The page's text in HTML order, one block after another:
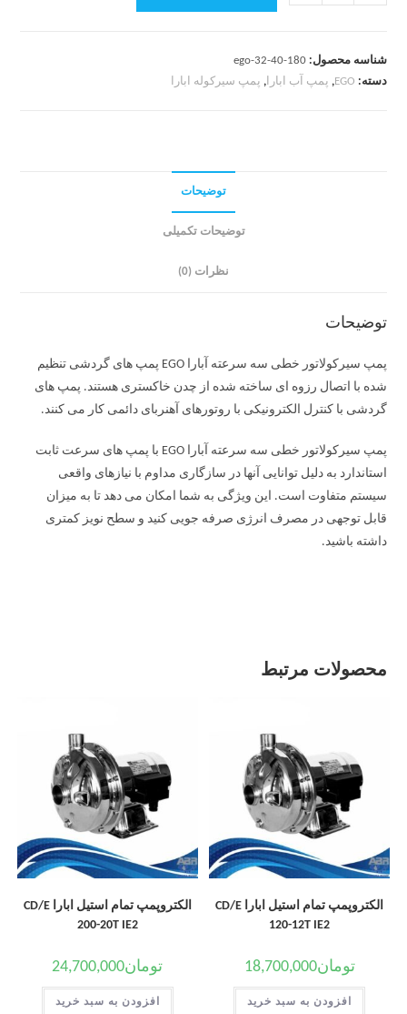
شناسه محصول:ego-32-40-180
دسته: EGO
, پمپ آب ابارا, پمپ سیرکوله ابارا
توضیحات
توضیحات تکمیلی
نظرات (0)
توضیحات
پمپ سیرکولاتور خطی سه سرعته آبارا EGO پمپ های گردشی تنظیم
شده با اتصال رزوه ای ساخته شده از چدن خاکستری هستند. پمپ های
گردشی با کنترل الکترونیکی با روتورهای آهنربای دائمی کار می کنند.
پمپ سیرکولاتور خطی سه سرعته آبارا EGO با پمپ های سرعت ثابت
استاندارد به دلیل توانایی آنها در سازگاری مداوم با نیازهای واقعی
سیستم متفاوت است. این ویژگی به شما امکان می دهد تا به میزان
قابل توجهی در مصرف انرژی صرفه جویی کنید و سطح نویز کمتری
داشته باشید.
محصولات مرتبط
الکتروپمپ تمام استیل ابارا CD/E
120-12T IE2
تومان18,700,000
افزودن به سبد خرید
الکتروپمپ تمام استیل ابارا CD/E
200-20T IE2
تومان24,700,000
افزودن به سبد خرید